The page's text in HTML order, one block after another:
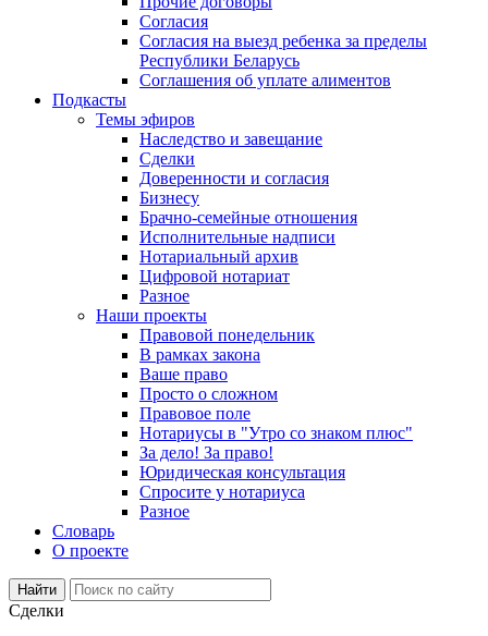
Согласия
Согласия на выезд ребенка за пределы
Республики Беларусь
Соглашения об уплате алиментов
Подкасты
Темы эфиров
Наследство и завещание
Сделки
Доверенности и согласия
Бизнесу
Брачно-семейные отношения
Исполнительные надписи
Нотариальный архив
Цифровой нотариат
Разное
Наши проекты
Правовой понедельник
В рамках закона
Ваше право
Просто о сложном
Правовое поле
Нотариусы в "Утро со знаком плюс"
За дело! За право!
Юридическая консультация
Спросите у нотариуса
Разное
Словарь
О проекте
Сделки